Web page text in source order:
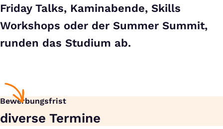
Friday Talks, Kaminabende, Skills
Workshops oder der Summer Summit,
runden das Studium ab.
Bewerbungsfrist
diverse Termine